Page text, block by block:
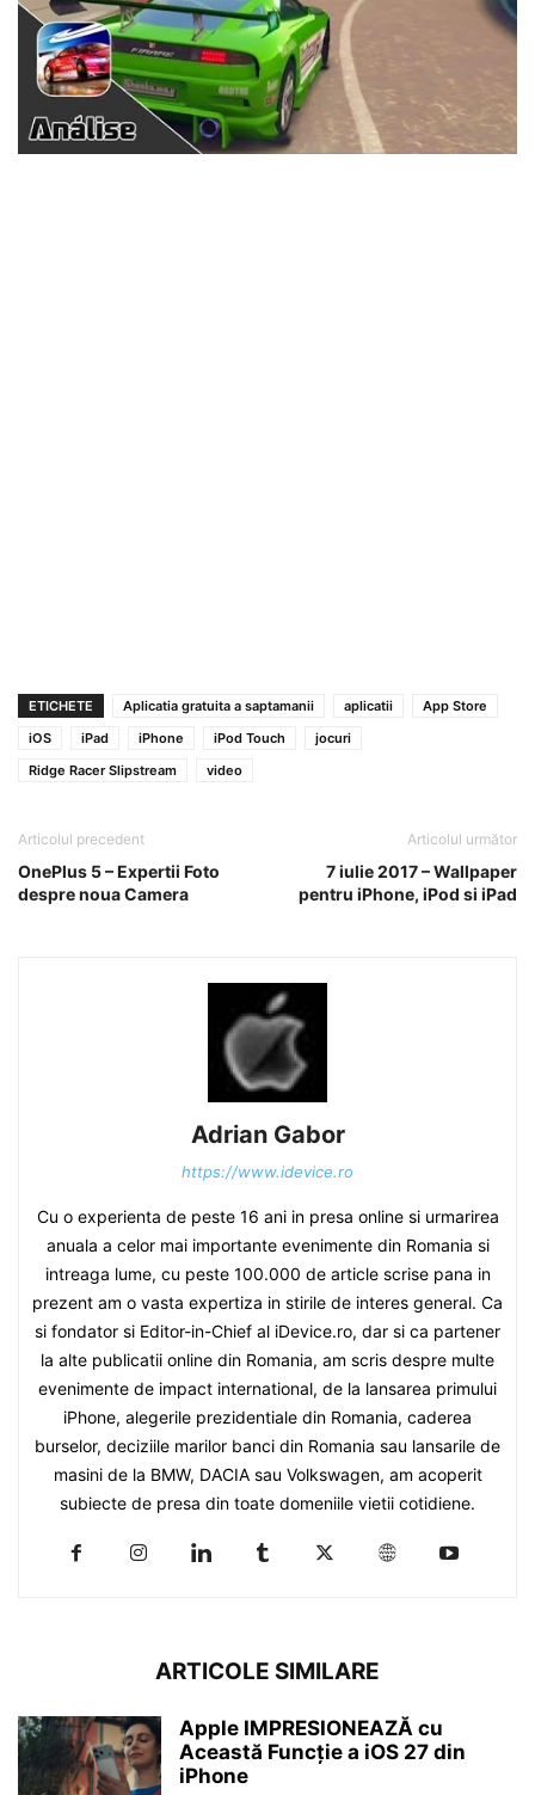
ETICHETE Aplicatia gratuita a saptamanii aplicatii
App Store
iOS
iPad iPhone iPod Touch
jocuri
Ridge Racer Slipstream
video
Articolul precedent
OnePlus 5 – Expertii Foto
despre noua Camera
Articolul următor
7 iulie 2017 – Wallpaper
pentru iPhone, iPod si iPad
Adrian Gabor
https://www.idevice.ro
Cu o experienta de peste 16 ani in presa online si urmarirea
anuala a celor mai importante evenimente din Romania si
intreaga lume, cu peste 100.000 de article scrise pana in
prezent am o vasta expertiza in stirile de interes general. Ca
si fondator si Editor-in-Chief al iDevice.ro, dar si ca partener
la alte publicatii online din Romania, am scris despre multe
evenimente de impact international, de la lansarea primului
iPhone, alegerile prezidentiale din Romania, caderea
burselor, deciziile marilor banci din Romania sau lansarile de
masini de la BMW, DACIA sau Volkswagen, am acoperit
subiecte de presa din toate domeniile vietii cotidiene.
ARTICOLE SIMILARE
Apple IMPRESIONEAZĂ cu
Această Funcție a iOS 27 din
iPhone